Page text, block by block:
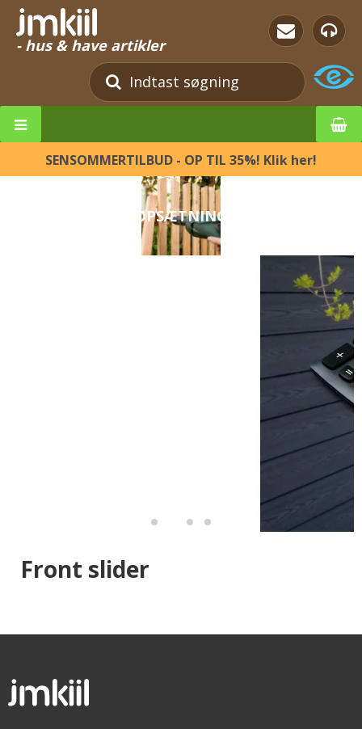
- hus & have artikler
SENSOMMERTILBUD - OP TIL 35%! Klik her!
OPSÆTNING
Front slider